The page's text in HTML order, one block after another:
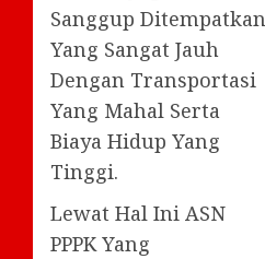
Sanggup Ditempatkan
Yang Sangat Jauh
Dengan Transportasi
Yang Mahal Serta
Biaya Hidup Yang
Tinggi.
Lewat Hal Ini ASN
PPPK Yang